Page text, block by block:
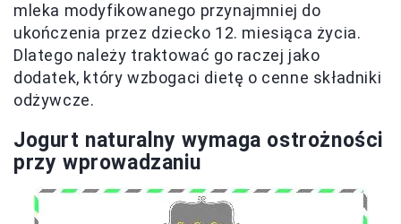
mleka modyfikowanego przynajmniej do
ukończenia przez dziecko 12. miesiąca życia.
Dlatego należy traktować go raczej jako
dodatek, który wzbogaci dietę o cenne składniki
odżywcze.
Jogurt naturalny wymaga ostrożności
przy wprowadzaniu